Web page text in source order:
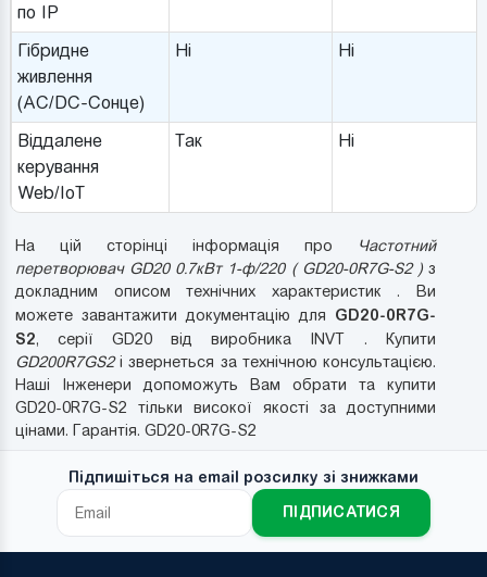
по IP
Гібридне
живлення
(AC/DC-Сонце)
Ні Ні
Віддалене
керування
Web/IoT
Так Ні
На цій сторінці інформація про
Частотний
перетворювач GD20 0.7кВт 1-ф/220 ( GD20-0R7G-S2 )з
докладним описом технічних характеристик . Ви
можете завантажити документацію для GD20-0R7G-
S2, серії GD20 від виробника INVT . Купити
GD200R7GS2і звернеться за технічною консультацією.
Наші Інженери допоможуть Вам обрати та купити
GD20-0R7G-S2 тільки високої якості за доступними
цінами. Гарантія. GD20-0R7G-S2
Підпишіться на email розсилку зі знижками
ПІДПИСАТИСЯ